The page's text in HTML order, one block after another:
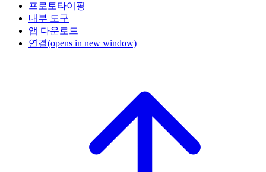
프로토타이핑
내부 도구
앱 다운로드
연결(opens in new window)